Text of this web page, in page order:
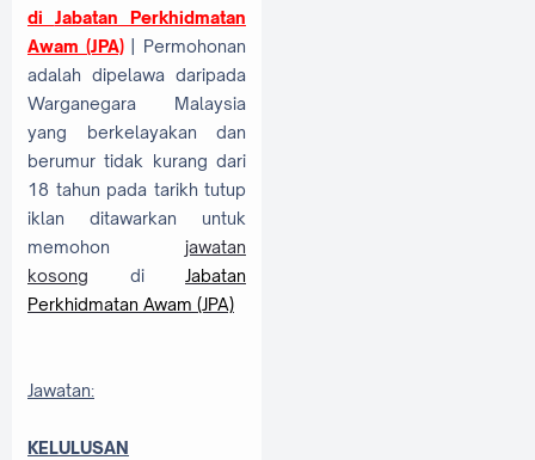
di Jabatan Perkhidmatan
Awam (JPA) | Permohonan
adalah dipelawa daripada
Warganegara Malaysia
yang berkelayakan dan
berumur tidak kurang dari
18 tahun pada tarikh tutup
iklan ditawarkan untuk
memohon jawatan
kosong di
Jabatan
Perkhidmatan Awam (JPA)
Jawatan:
KELULUSAN